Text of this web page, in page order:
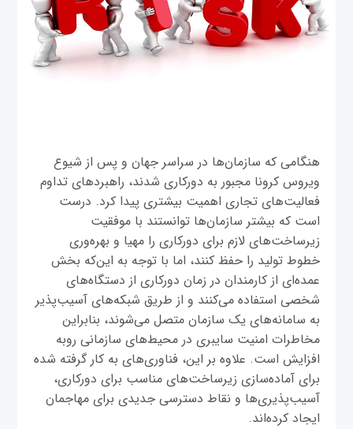
‌هنگامی که سازمان‌ها در سراسر جهان و پس از شیوع
ویروس کرونا مجبور به دورکاری شدند، راهبردهای تداوم
فعالیت‌های تجاری اهمیت بیشتری پیدا کرد. درست
است که بیشتر سازمان‌ها توانستند با موفقیت
زیرساخت‌های لازم برای دورکاری را مهیا و بهره‌وری
خطوط تولید را حفظ کنند، اما با توجه به این‌که بخش
عمده‌ای از کارمندان در زمان دورکاری از دستگاه‌های
شخصی استفاده می‌کنند و از طریق شبکه‌های آسیب‌پذیر
به سامانه‌های یک سازمان متصل می‌شوند، بنابراین
مخاطرات امنیت سایبری در محیط‌های سازمانی روبه
افزایش است. علاوه بر این، فناوری‌های به کار گرفته شده
برای آماده‌سازی زیرساخت‌های مناسب برای دورکاری،
آسیب‌پذیری‌ها و نقاط دسترسی جدیدی برای مهاجمان
ایجاد کرده‌اند.